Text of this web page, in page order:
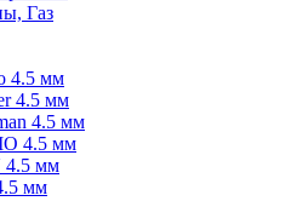
Газ
4.5 мм
4.5 мм
4.5 мм
4.5 мм
4.5 мм
мм